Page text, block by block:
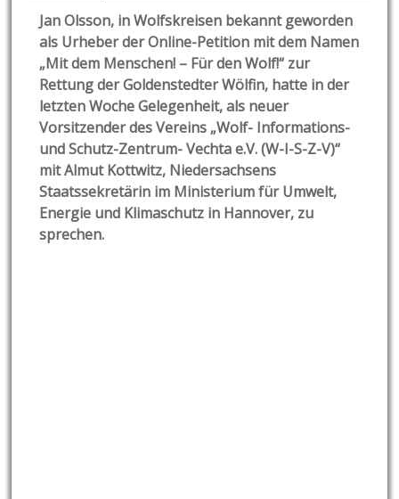
Jan Olsson, in Wolfskreisen bekannt geworden
als Urheber der Online-Petition mit dem Namen
„Mit dem Menschen! – Für den Wolf!“ zur
Rettung der Goldenstedter Wölfin, hatte in der
letzten Woche Gelegenheit, als neuer
Vorsitzender des Vereins „Wolf- Informations-
und Schutz-Zentrum- Vechta e.V. (W-I-S-Z-V)“
mit Almut Kottwitz, Niedersachsens
Staatssekretärin im Ministerium für Umwelt,
Energie und Klimaschutz in Hannover, zu
sprechen.